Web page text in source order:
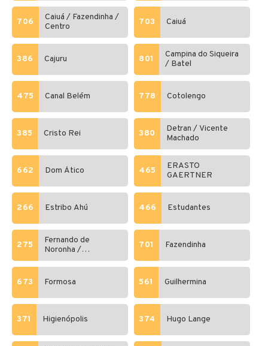
706
Caiuá / Fazendinha /
Centro
703 Caiuá
386 Cajuru 801
Campina do Siqueira
/ Batel
475 Canal Belém 778 Cotolengo
385 Cristo Rei 380
Detran / Vicente
Machado
662 Dom Ático 465
ERASTO
GAERTNER
266 Estribo Ahú 466 Estudantes
275
Fernando de
Noronha /
Laranjeiras
701 Fazendinha
673 Formosa 561 Guilhermina
371 Higienópolis 374 Hugo Lange